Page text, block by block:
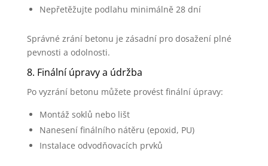
Nepřetěžujte podlahu minimálně 28 dní
Správné zrání betonu je zásadní pro dosažení plné
pevnosti a odolnosti.
8. Finální úpravy a údržba
Po vyzrání betonu můžete provést finální úpravy:
Montáž soklů nebo lišt
Nanesení finálního nátěru (epoxid, PU)
Instalace odvodňovacích prvků